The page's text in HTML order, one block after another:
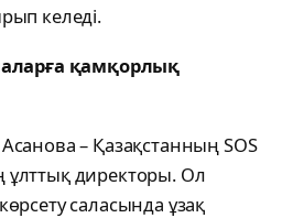
келеді.
қамқорлық
– Қазақстанның SOS
директоры. Ол
саласында ұзақ